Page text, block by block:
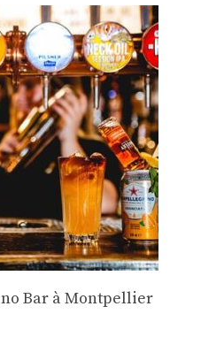
Bar à Montpellier